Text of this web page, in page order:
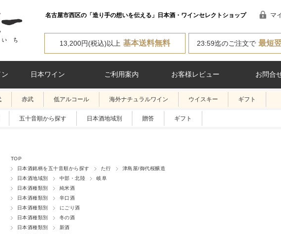
名古屋市西区の「造り手の想いを伝える」日本酒・ワインセレクトショップ マ
13,200円(税込)以上 基本送料無料 23:59迄のご注文で 最短
日本ワイン ご利用案内 お客様レビュー お問合
赤武 低アルコール 海外ナチュラルワイン ウイスキー ギフト
五十音順から探す 日本酒地域別 贈答 ギフト
TOP
日本酒銘柄を五十音順から探す
た行
津島屋/御代桜醸造
日本酒地域別
中部・北陸
岐阜
日本酒種類別
純米酒
日本酒種類別
辛口酒
日本酒種類別
にごり酒
日本酒種類別
冬の酒
日本酒種類別
新酒